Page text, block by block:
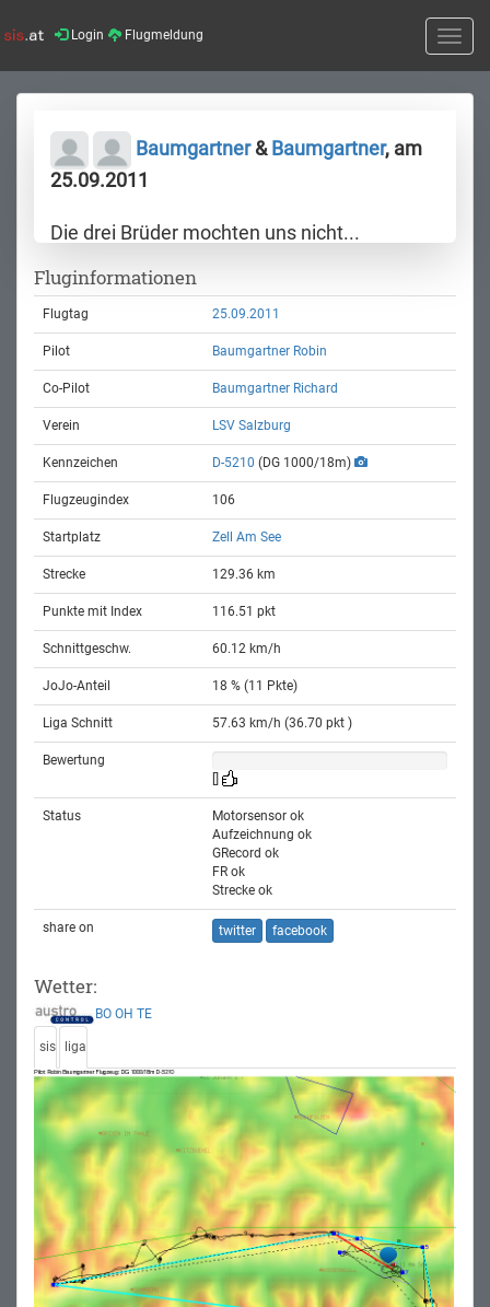
Login Flugmeldung
Toggle
Baumgartner&Baumgartner, am
25.09.2011
Die drei Brüder mochten uns nicht...
Fluginformationen
Flugtag 25.09.2011
Pilot Baumgartner Robin
Co-Pilot Baumgartner Richard
Verein LSV Salzburg
Kennzeichen D-5210 (DG 1000/18m)
Flugzeugindex 106
Startplatz Zell Am See
Strecke 129.36 km
Punkte mit Index 116.51 pkt
Schnittgeschw. 60.12 km/h
JoJo-Anteil 18 % (11 Pkte)
Liga Schnitt 57.63 km/h (36.70 pkt )
Bewertung
Status
Motorsensor ok
Aufzeichnung ok
GRecord ok
FR ok
Strecke ok
share on twitter facebook
Wetter:
BO OH TE
sis liga